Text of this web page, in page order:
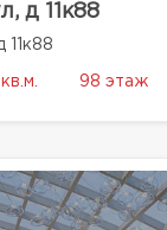
д 11к88
11к88
98 этаж